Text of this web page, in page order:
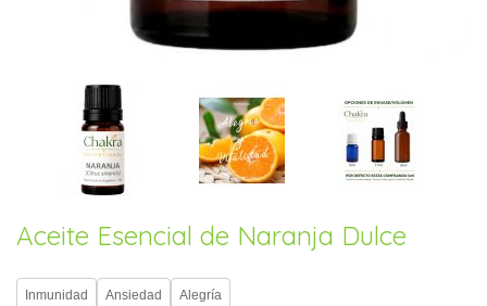
Aceite Esencial de Naranja Dulce
Inmunidad Ansiedad Alegría